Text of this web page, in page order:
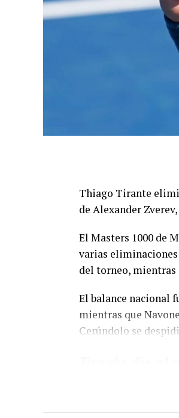
Thiago Tirante
de Alexander
El Masters 1000 de
varias
del torneo,
El balance nacional
mientras que
Cerúndolo se
Tirante dio
Thiago Agustín